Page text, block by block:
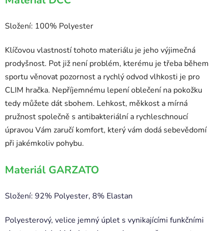
Složení: 100% Polyester
Klíčovou vlastností tohoto materiálu je jeho výjimečná
prodyšnost. Pot již není problém, kterému je třeba během
sportu věnovat pozornost a rychlý odvod vlhkosti je pro
CLIM hračka. Nepříjemnému lepení oblečení na pokožku
tedy můžete dát sbohem. Lehkost, měkkost a mírná
pružnost společně s antibakteriální a rychleschnoucí
úpravou Vám zaručí komfort, který vám dodá sebevědomí
při jakémkoliv pohybu.
Materiál GARZATO
Složení: 92% Polyester, 8% Elastan
Polyesterový, velice jemný úplet s vynikajícími funkčními